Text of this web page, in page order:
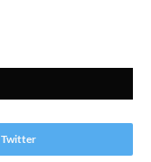
Twitter